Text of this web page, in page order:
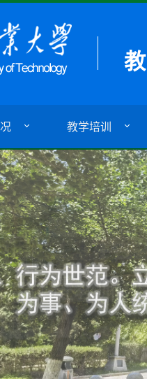
教学培训